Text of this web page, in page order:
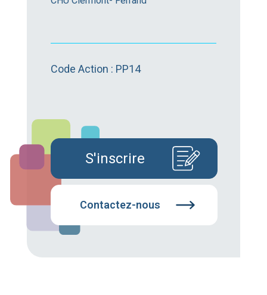
Code Action : PP14
S'inscrire
Contactez-nous